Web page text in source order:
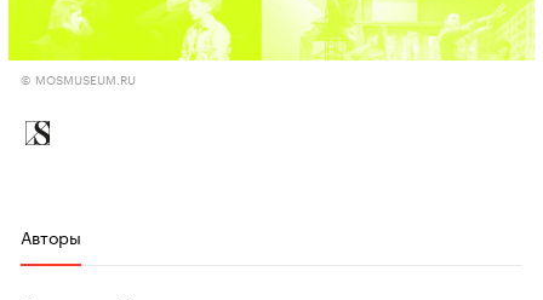
© MOSMUSEUM.RU
Авторы